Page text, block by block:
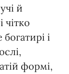
й
чітко
і
формі,